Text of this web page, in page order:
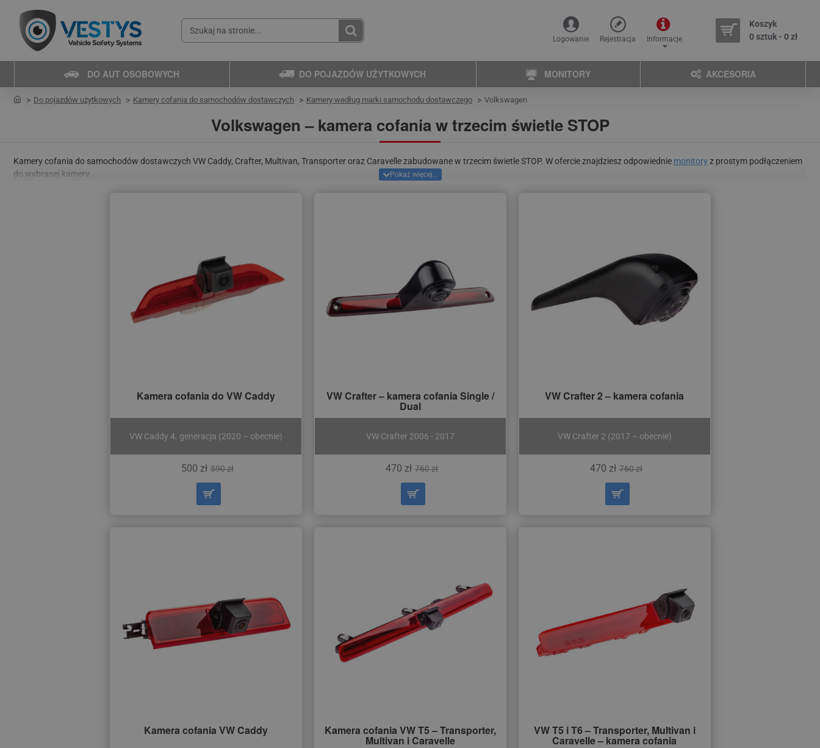
Szukaj
stronie...
Logowanie Rejestracja Informacje
Koszyk
0 sztuk - 0 zł
DO AUT OSOBOWYCH DO POJAZDÓW UŻYTKOWYCH MONITORY AKCESORIA
Volkswagen – kamera cofania w trzecim świetle STOP
homeDo pojazdów użytkowych Kamery cofania do samochodów dostawczych Kamery według marki samochodu dostawczego Volkswagen
Kamery cofania do samochodów dostawczych VW Caddy, Crafter, Multivan, Transporter oraz Caravelle zabudowane w trzecim świetle STOP. W ofercie znajdziesz odpowiednie monitoryz prostym podłączeniem
do wybranej kamery.
VW Caddy 4. generacja (2020 – obecnie)
Kamera cofania do VW Caddy
500 zł 590 zł
VW Crafter 2006 - 2017
VW Crafter – kamera cofania Single /
Dual
470 zł 760 zł
VW Crafter 2 (2017 – obecnie)
VW Crafter 2 – kamera cofania
470 zł 760 zł
Kamera cofania VW Caddy Kamera cofania VW T5 – Transporter,
Multivan i Caravelle
VW T5 i T6 – Transporter, Multivan i
Caravelle – kamera cofania